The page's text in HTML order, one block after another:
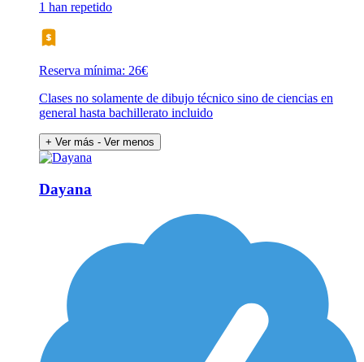
1 han repetido
Reserva mínima: 26€
Clases no solamente de dibujo técnico sino de ciencias en
general hasta bachillerato incluido
+ Ver más - Ver menos
Dayana